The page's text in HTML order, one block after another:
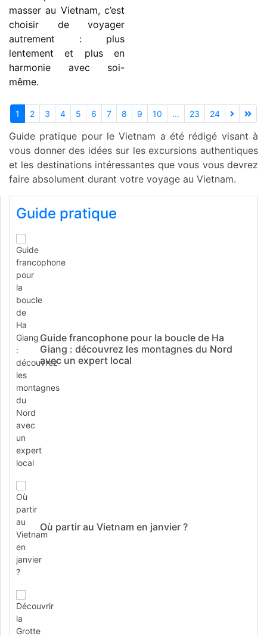
masser au Vietnam, c’est
choisir de voyager
autrement : plus
lentement et plus en
harmonie avec soi-
même.
1 2 3 4 5 6 7 8 9 10 ... 23 24
Guide pratique pour le Vietnam a été rédigé visant à
vous donner des idées sur les excursions authentiques
et les destinations intéressantes que vous vous devrez
faire absolument durant votre voyage au Vietnam.
Guide pratique
Guide francophone pour la boucle de Ha
Giang : découvrez les montagnes du Nord
avec un expert local
Où partir au Vietnam en janvier ?